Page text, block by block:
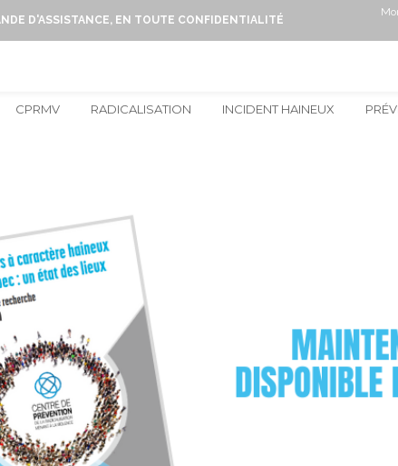
D'ASSISTANCE, EN TOUTE CONFIDENTIALITÉ
CPRMV RADICALISATION INCIDENT HAINEUX